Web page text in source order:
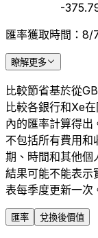
-
匯率獲取時間：
瞭解更多
比較節省基於從
比較各銀行和Xe
內的匯率計算得出
不包括所有費用和
期、時間和其他個
結果可能不能表示
表每季度更新一次
匯率 兌換後價值